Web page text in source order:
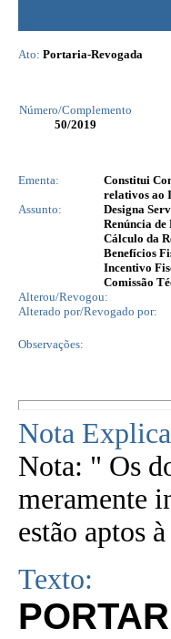
Ato: Portaria-Revogada
Número/Complemento
50/2019
Ementa:
Constitui
relativos ao
Assunto:
Designa
Renúncia de
Cálculo da
Benefícios
Incentivo
Comissão
Alterou/Revogou:
Alterado por/Revogado por:
Observações:
Nota
Nota: " Os
meramente
estão aptos
Texto: